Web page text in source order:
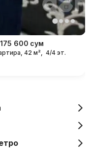
600 сум
42 м², 4/4 эт.